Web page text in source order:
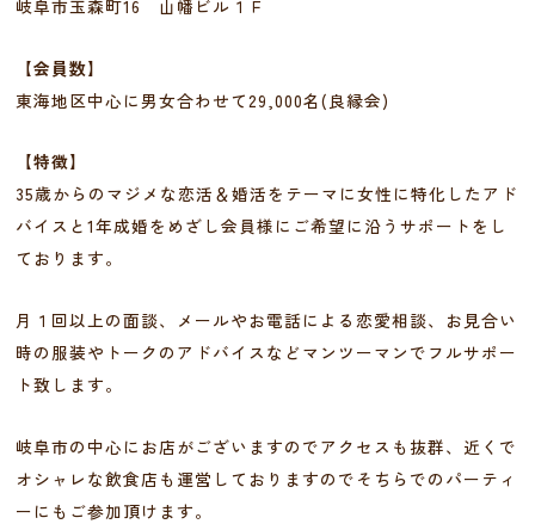
岐阜市玉森町16 山幡ビル１Ｆ
【会員数】
東海地区中心に男女合わせて29,000名(良縁会)
【特徴】
35歳からのマジメな恋活＆婚活をテーマに女性に特化したアド
バイスと1年成婚をめざし会員様にご希望に沿うサポートをし
ております。
月１回以上の面談、メールやお電話による恋愛相談、お見合い
時の服装やトークのアドバイスなどマンツーマンでフルサポー
ト致します。
岐阜市の中心にお店がございますのでアクセスも抜群、近くで
オシャレな飲食店も運営しておりますのでそちらでのパーティ
ーにもご参加頂けます。